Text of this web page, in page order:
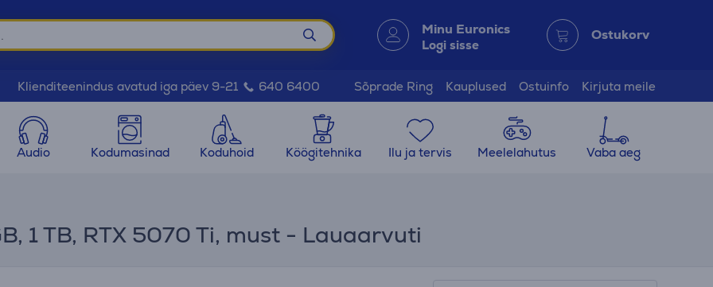
Minu Euronics
Logi sisse
Ostukorv
Klienditeenindus avatud iga päev 9-21 640 6400 Sõprade Ring Kauplused Ostuinfo Kirjuta meile
Audio Kodumasinad Koduhoid Köögitehnika Ilu ja tervis Meelelahutus Vaba aeg
1 TB, RTX 5070 Ti, must - Lauaarvuti